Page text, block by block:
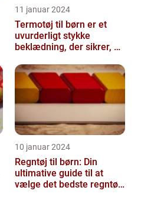
11 januar 2024
Termotøj til børn er et
uvurderligt stykke
beklædning, der sikrer, at
sjæle ...
10 januar 2024
Regntøj til børn: Din
ultimative guide til at
vælge det bedste regntøj